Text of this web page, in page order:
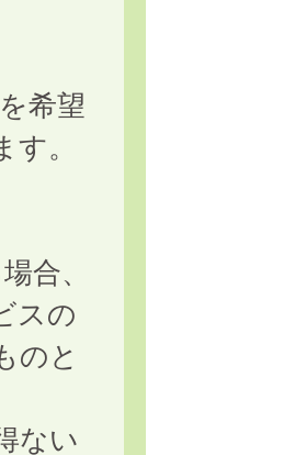
希望
。
合、
スの
のと
ない